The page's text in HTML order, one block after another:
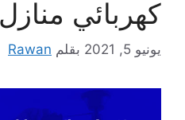
كهربائي منازل 24 ساعة
يونيو 5, 2021 بقلم Rawan